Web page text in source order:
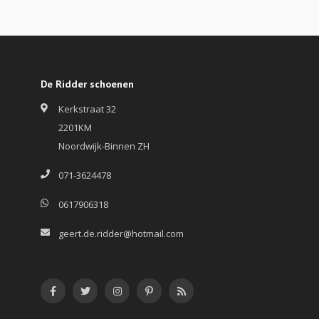
De Ridder schoenen
Kerkstraat 32
2201KM
Noordwijk-Binnen ZH
071-3624478
0617906318
geert.de.ridder@hotmail.com